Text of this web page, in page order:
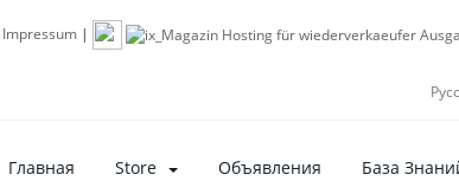
Impressum |
Главная Store Объявления База